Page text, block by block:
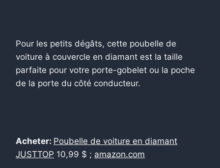
Pour les petits dégâts, cette poubelle de
voiture à couvercle en diamant est la taille
parfaite pour votre porte-gobelet ou la poche
de la porte du côté conducteur.
Acheter: Poubelle de voiture en diamant
JUSTTOP 10,99 $ ; amazon.com